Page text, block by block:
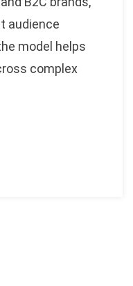
audience
model helps
complex